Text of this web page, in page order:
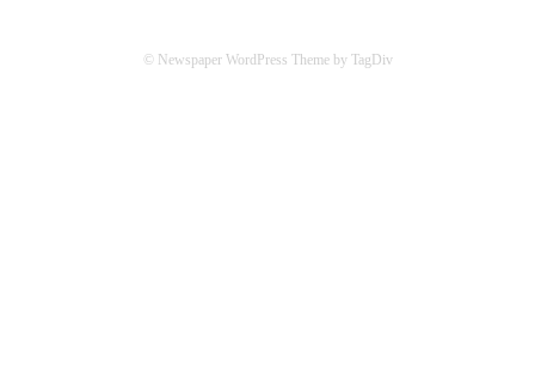
© Newspaper WordPress Theme by TagDiv